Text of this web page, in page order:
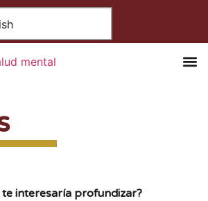
interesaría profundizar?